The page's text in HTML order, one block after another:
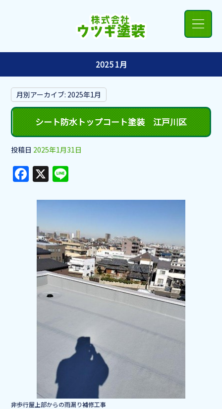
2025 1月
月別アーカイブ: 2025年1月
シート防水トップコート塗装 江戸川区
投稿日 2025年1月31日
F
a
c
e
b
o
o
k
X
e
非歩行屋上部からの雨漏り補修工事